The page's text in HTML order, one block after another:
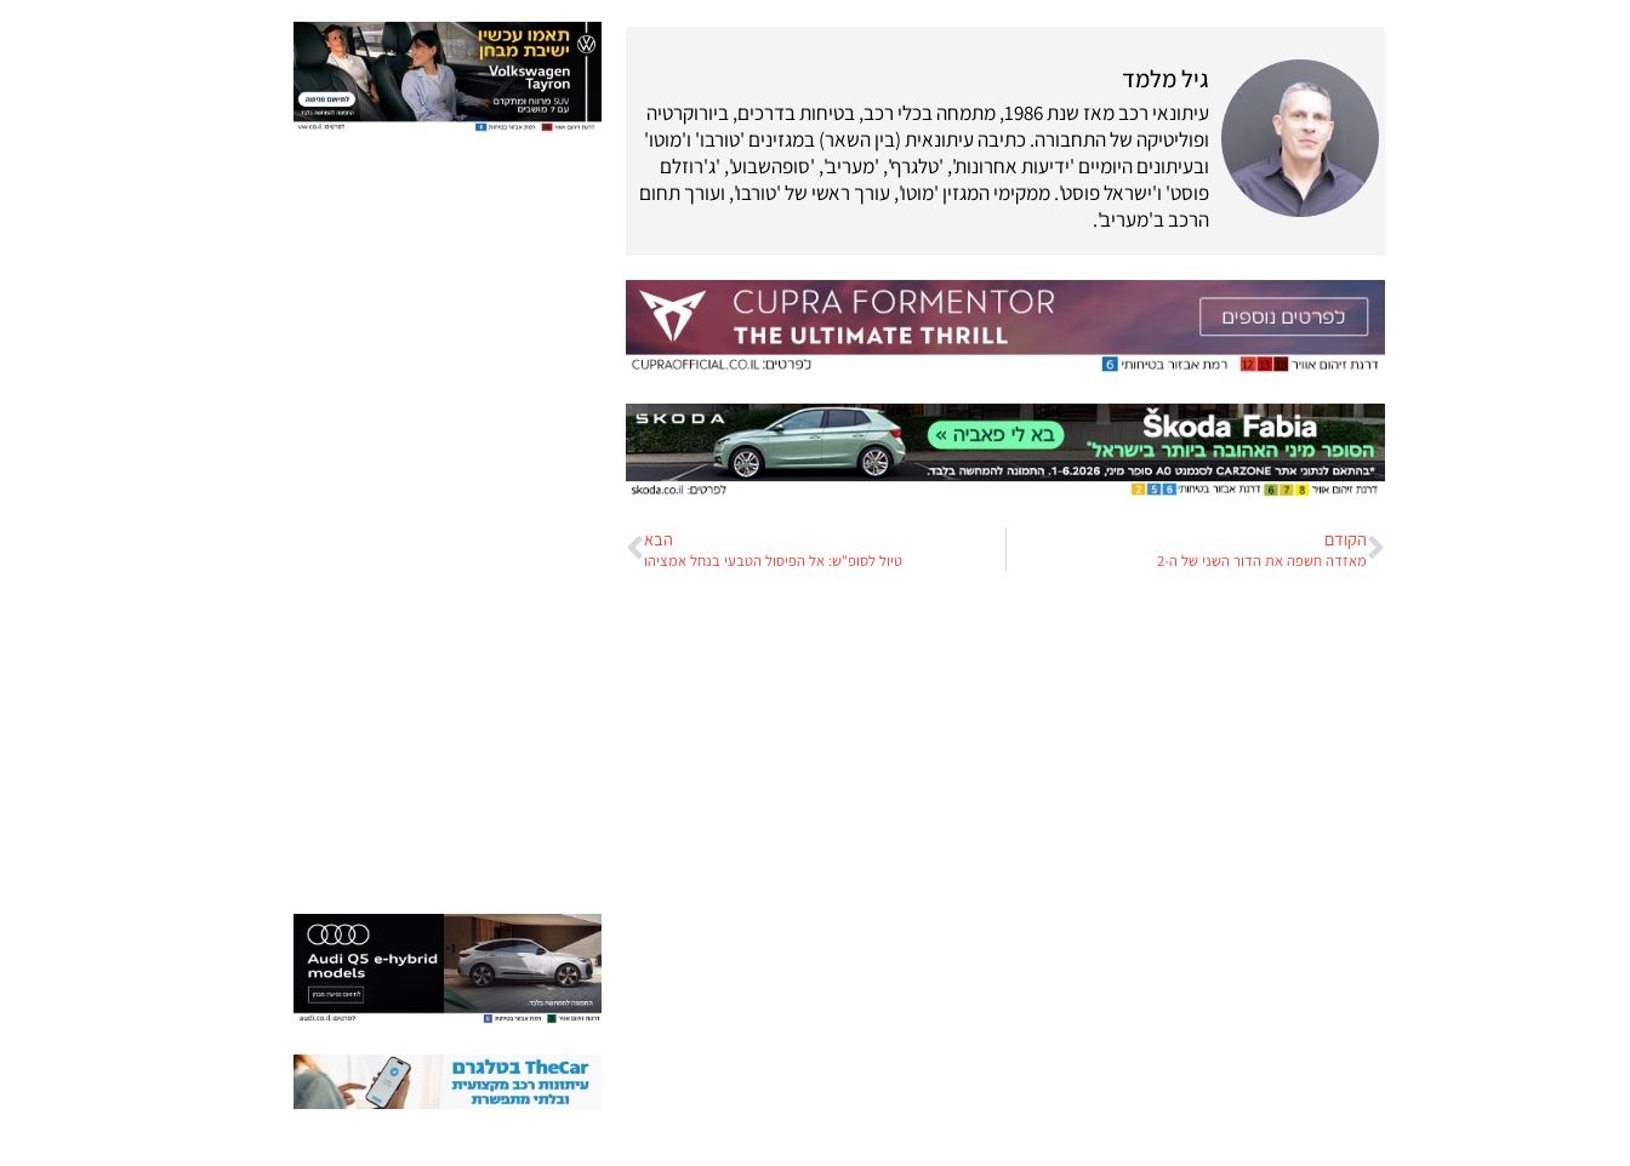
גיל מלמד
עיתונאי רכב מאז שנת 1986, מתמחה בכלי רכב, בטיחות בדרכים, ביורוקרטיה
ופוליטיקה של התחבורה. כתיבה עיתונאית (בין השאר) במגזינים 'טורבו' ו'מוטו'
ובעיתונים היומיים 'ידיעות אחרונות', 'טלגרף', 'מעריב', 'סופהשבוע', 'ג'רוזלם
פוסט' ו'ישראל פוסט'. ממקימי המגזין 'מוטו', עורך ראשי של 'טורבו', ועורך תחום
הרכב ב'מעריב'.
הקודם
מאזדה חשפה את הדור השני של ה-2
הבא
טיול לסופ"ש: אל הפיסול הטבעי בנחל אמציהו